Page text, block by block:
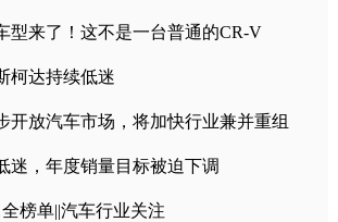
型来了！这不是一台普通的CR-V
柯达持续低迷
开放汽车市场，将加快行业兼并重组
迷，年度销量目标被迫下调
榜单||汽车行业关注